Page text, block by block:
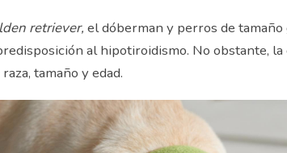
retriever, el dóberman y perros de tamaño
al hipotiroidismo. No obstante,
tamaño y edad.